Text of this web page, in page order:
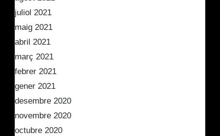
juliol 2021
maig 2021
abril 2021
març 2021
febrer 2021
gener 2021
desembre 2020
novembre 2020
octubre 2020